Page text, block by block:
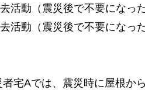
動（震災後で不要になった
動（震災後で不要になった
者宅Aでは、震災時に屋根か